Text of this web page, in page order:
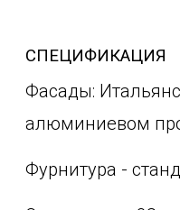
СПЕЦИФИКАЦИЯ
Фасады:
алюминиевом
Фурнитура -